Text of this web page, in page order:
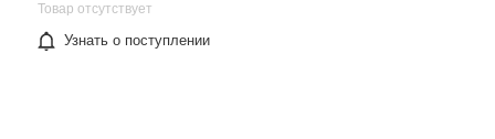
Товар отсутствует
Узнать о поступлении